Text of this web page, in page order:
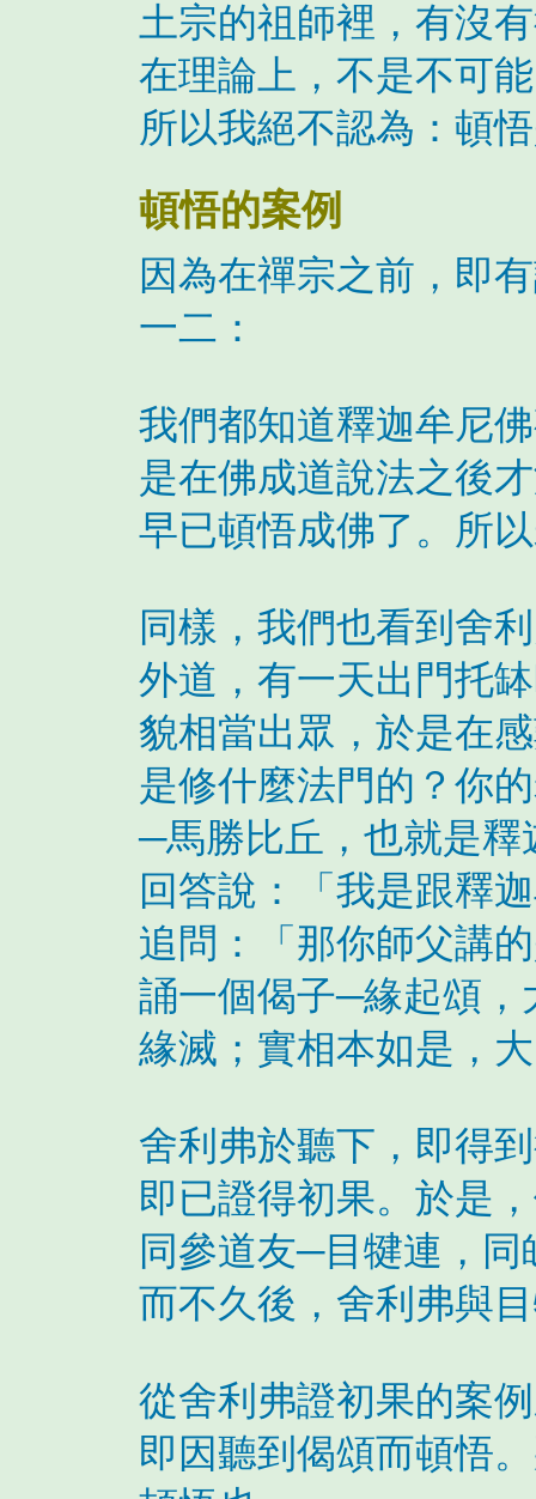
土宗的祖師裡，有沒
在理論上，不是不可
所以我絕不認為：頓
頓悟的案例
因為在禪宗之前，即
一二：
我們都知道釋迦牟尼
是在佛成道說法之後
早已頓悟成佛了。所
同樣，我們也看到舍
外道，有一天出門托
貌相當出眾，於是在
是修什麼法門的？你
─馬勝比丘，也就是釋
回答說：「我是跟釋
追問：「那你師父講
誦一個偈子─緣起頌，
緣滅；實相本如是，
舍利弗於聽下，即得
即已證得初果。於是
同參道友─目犍連，
而不久後，舍利弗與
從舍利弗證初果的案
即因聽到偈頌而頓悟